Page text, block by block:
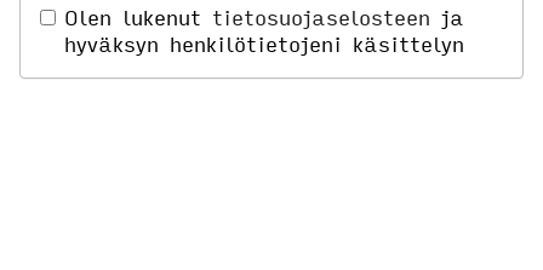
Olen lukenut tietosuojaselosteen ja
hyväksyn henkilötietojeni käsittelyn